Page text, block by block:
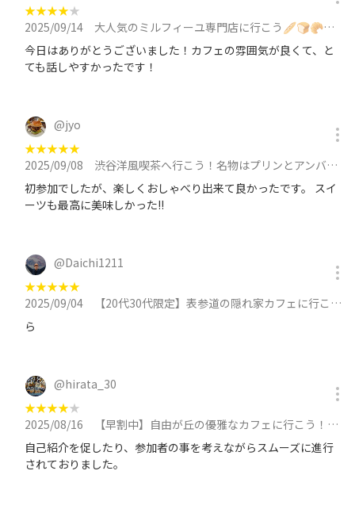
★★★★★
2025/09/14
大人気のミルフィーユ専門店に行こう🥖🍞🥐に参加
今日はありがとうございました！カフェの雰囲気が良くて、と
ても話しやすかったです！
@jyo
★★★★★
2025/09/08
渋谷洋風喫茶へ行こう！名物はプリンとアンバターです🦊🦊に参加
初参加でしたが、楽しくおしゃべり出来て良かったです。 スイ
ーツも最高に美味しかった!!
@Daichi1211
★★★★★
2025/09/04
【20代30代限定】表参道の隠れ家カフェに行こう！おすすめはチーズケーキ😺😺😺に参加
ら
@hirata_30
★★★★★
2025/08/16
【早割中】自由が丘の優雅なカフェに行こう！おすすめは苺のショートケーキ🌺🌺🌺に参加
自己紹介を促したり、参加者の事を考えながらスムーズに進行
されておりました。